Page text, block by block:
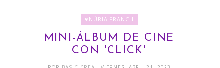
♥NÚRIA FRANCH
MINI-ÁLBUM DE CINE
CON 'CLICK'